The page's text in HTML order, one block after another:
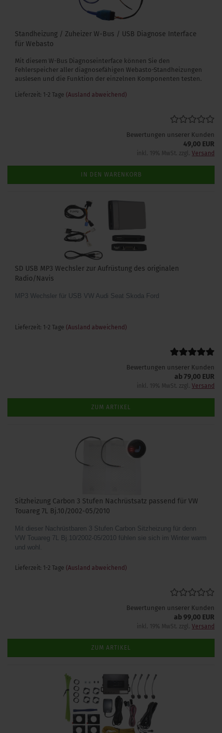
Standheizung / Zuheizer W-Bus / USB Diagnose Interface
für Webasto
Mit diesem W-Bus Diagnoseinterface können Sie den
Fehlerspeicher aller diagnosefähigen Webasto-Standheizungen
auslesen und die Funktion der einzelnen Komponenten testen.
Lieferzeit: 1-2 Tage (Ausland abweichend)
Bewertungen unserer Kunden
49,00 EUR
inkl. 19% MwSt. zzgl. Versand
IN DEN WARENKORB
SD USB MP3 Wechsler zur Aufrüstung des originalen
Radio/Navis
MP3 Wechsler für USB VW Audi Seat Skoda Ford
Lieferzeit: 1-2 Tage (Ausland abweichend)
Bewertungen unserer Kunden
ab 79,00 EUR
inkl. 19% MwSt. zzgl. Versand
ZUM ARTIKEL
Sitzheizung Carbon 3 Stufen Nachrüstsatz passend für VW
Touareg 7L Bj.10/2002-05/2010
Mit dieser Nachrüstbaren 3 Stufen Carbon Sitzheizung für denn
VW Touareg 7L Bj.10/2002-05/2010 fühlen sie sich im Winter warm
und wohl.
Lieferzeit: 1-2 Tage (Ausland abweichend)
Bewertungen unserer Kunden
ab 99,00 EUR
inkl. 19% MwSt. zzgl. Versand
ZUM ARTIKEL